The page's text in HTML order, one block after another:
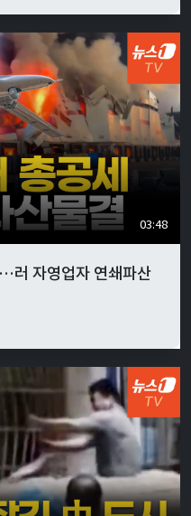
03:48
러 자영업자 연쇄파산